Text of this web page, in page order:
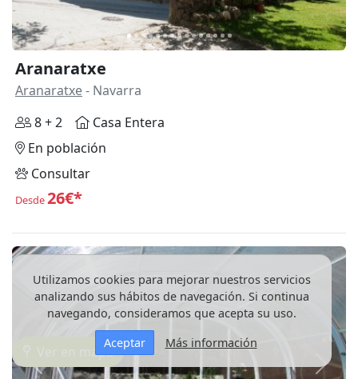
Aranaratxe
Aranaratxe- Navarra
8 + 2
Casa Entera
En población
Consultar
Desde26€*
Anterior
Ver en mapa
Utilizamos cookies para mejorar nuestros servicios
analizando sus hábitos de navegación. Si continua
navegando, consideramos que acepta su uso.
Aceptar
Más información